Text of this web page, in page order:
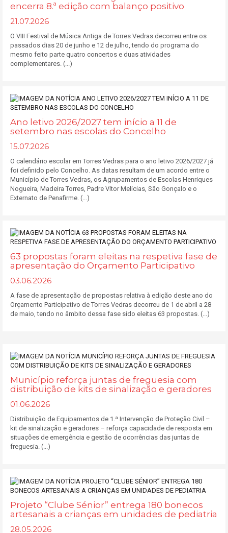
encerra 8.ª edição com balanço positivo
21.07.2026
O VIII Festival de Música Antiga de Torres Vedras decorreu entre os
passados dias 20 de junho e 12 de julho, tendo do programa do
mesmo feito parte quatro concertos e duas atividades
complementares. (...)
Ano letivo 2026/2027 tem início a 11 de
setembro nas escolas do Concelho
15.07.2026
O calendário escolar em Torres Vedras para o ano letivo 2026/2027 já
foi definido pelo Concelho. As datas resultam de um acordo entre o
Município de Torres Vedras, os Agrupamentos de Escolas Henriques
Nogueira, Madeira Torres, Padre Vítor Melícias, São Gonçalo e o
Externato de Penafirme. (...)
63 propostas foram eleitas na respetiva fase de
apresentação do Orçamento Participativo
03.06.2026
A fase de apresentação de propostas relativa à edição deste ano do
Orçamento Participativo de Torres Vedras decorreu de 1 de abril a 28
de maio, tendo no âmbito dessa fase sido eleitas 63 propostas. (...)
Município reforça juntas de freguesia com
distribuição de kits de sinalização e geradores
01.06.2026
Distribuição de Equipamentos de 1.ª Intervenção de Proteção Civil –
kit de sinalização e geradores – reforça capacidade de resposta em
situações de emergência e gestão de ocorrências das juntas de
freguesia. (...)
Projeto “Clube Sénior” entrega 180 bonecos
artesanais a crianças em unidades de pediatria
28.05.2026